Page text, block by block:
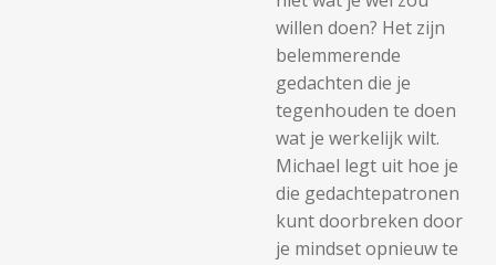
willen doen? Het zijn
belemmerende
gedachten die je
tegenhouden te doen
wat je werkelijk wilt.
Michael legt uit hoe je
die gedachtepatronen
kunt doorbreken door
je mindset opnieuw te